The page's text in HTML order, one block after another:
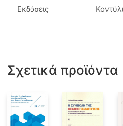
Εκδόσεις Κοντύλι
Σχετικά προϊόντα